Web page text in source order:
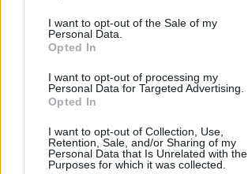
I want to opt-out of the Sale of my
Personal Data.
Opted In
I want to opt-out of processing my
Personal Data for Targeted Advertising.
Opted In
I want to opt-out of Collection, Use,
Retention, Sale, and/or Sharing of my
Personal Data that Is Unrelated with the
Purposes for which it was collected.
Σχετικά Άρθρα